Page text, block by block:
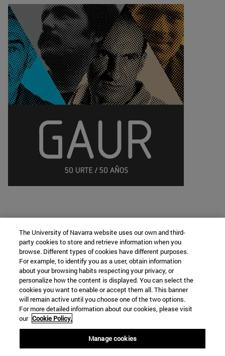
Cátedra de Lengua y Cultura Vasca
Facultad de Filosofía y Letras
Campus Universitario s/n
Navarra
España
The University of Navarra website uses our own and third-
party cookies to store and retrieve information when you
browse. Different types of cookies have different purposes.
For example, to identify you as a user, obtain information
about your browsing habits respecting your privacy, or
personalize how the content is displayed. You can select the
cookies you want to enable or accept them all. This banner
will remain active until you choose one of the two options.
For more detailed information about our cookies, please visit
our Cookie Policy.
Manage cookies